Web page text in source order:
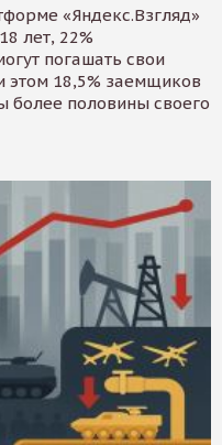
«Яндекс.Взгляд»
лет, 22%
погашать свои
этом 18,5% заемщиков
более половины своего